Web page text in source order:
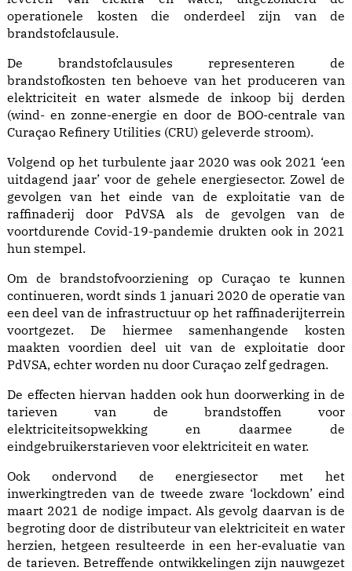
operationele kosten die onderdeel zijn van de
brandstofclausule.
De brandstofclausules representeren de
brandstofkosten ten behoeve van het produceren van
elektriciteit en water alsmede de inkoop bij derden
(wind- en zonne-energie en door de BOO-centrale van
Curaçao Refinery Utilities (CRU) geleverde stroom).
Volgend op het turbulente jaar 2020 was ook 2021 ‘een
uitdagend jaar’ voor de gehele energiesector. Zowel de
gevolgen van het einde van de exploitatie van de
raffinaderij door PdVSA als de gevolgen van de
voortdurende Covid-19-pandemie drukten ook in 2021
hun stempel.
Om de brandstofvoorziening op Curaçao te kunnen
continueren, wordt sinds 1 januari 2020 de operatie van
een deel van de infrastructuur op het raffinaderijterrein
voortgezet. De hiermee samenhangende kosten
maakten voordien deel uit van de exploitatie door
PdVSA, echter worden nu door Curaçao zelf gedragen.
De effecten hiervan hadden ook hun doorwerking in de
tarieven van de brandstoffen voor
elektriciteitsopwekking en daarmee de
eindgebruikerstarieven voor elektriciteit en water.
Ook ondervond de energiesector met het
inwerkingtreden van de tweede zware ‘lockdown’ eind
maart 2021 de nodige impact. Als gevolg daarvan is de
begroting door de distributeur van elektriciteit en water
herzien, hetgeen resulteerde in een her-evaluatie van
de tarieven. Betreffende ontwikkelingen zijn nauwgezet